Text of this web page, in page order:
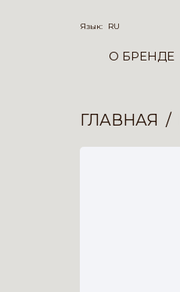
Язык: RU
О БРЕНДЕ
ГЛАВНАЯ